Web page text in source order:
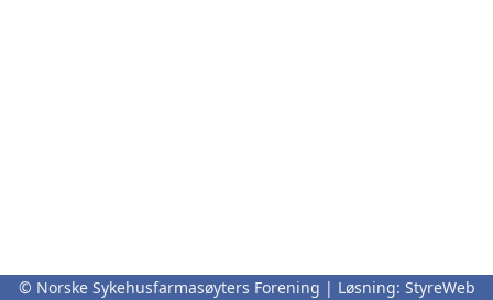
© Norske Sykehusfarmasøyters Forening | Løsning: StyreWeb